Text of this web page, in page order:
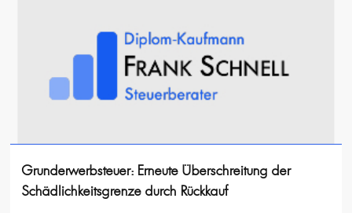
Grunderwerbsteuer: Erneute Überschreitung der
Schädlichkeitsgrenze durch Rückkauf